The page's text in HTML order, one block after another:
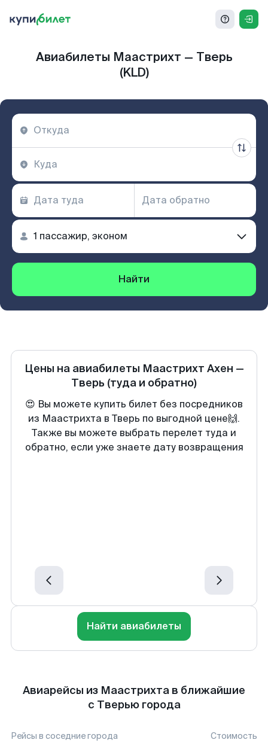
Авиабилеты Маастрихт — Тверь
(KLD)
Найти
Цены на авиабилеты Маастрихт Ахен —
Тверь (туда и обратно)
😍 Вы можете купить билет без посредников
из Маастрихта в Тверь по выгодной цене🙌.
Также вы можете выбрать перелет туда и
обратно, если уже знаете дату возвращения
Найти авиабилеты
Авиарейсы из Маастрихта в ближайшие
с Тверью города
Рейсы в соседние города Стоимость